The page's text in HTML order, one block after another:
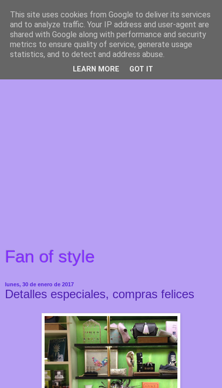
Fan of style
lunes, 30 de enero de 2017
Detalles especiales, compras felices
This site uses cookies from Google to deliver its services
and to analyze traffic. Your IP address and user-agent are
shared with Google along with performance and security
metrics to ensure quality of service, generate usage
statistics, and to detect and address abuse.
LEARN MORE GOT IT